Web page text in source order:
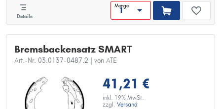
Details
Menge
Bremsbackensatz SMART
Art.-Nr. 03.0137-0487.2 | von ATE
41,21 €
inkl. 19% MwSt.
zzgl. Versand